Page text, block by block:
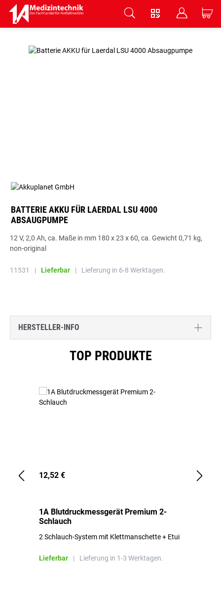
V B C
BATTERIE AKKU FÜR LAERDAL LSU 4000
ABSAUGPUMPE
12 V, 2,0 Ah, ca. Maße in mm 180 x 23 x 60, ca. Gewicht 0,71 kg,
non-original
11531 | Lieferbar | Lieferung in 6-8 Werktagen.
HERSTELLER-INFO
TOP PRODUKTE
12,52 €
1A Blutdruckmessgerät Premium 2-
Schlauch
2 Schlauch-System mit Klettmanschette + Etui
Lieferbar | Lieferung in 1-3 Werktagen.